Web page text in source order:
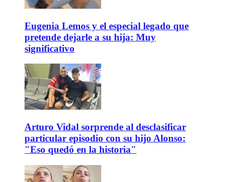
Eugenia Lemos y el especial legado que
pretende dejarle a su hija: Muy
significativo
Arturo Vidal sorprende al desclasificar
particular episodio con su hijo Alonso:
"Eso quedó en la historia"